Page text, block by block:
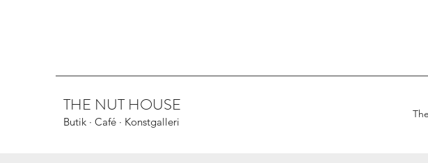
THE NUT HOUSE
Butik · Café · Konstgalleri